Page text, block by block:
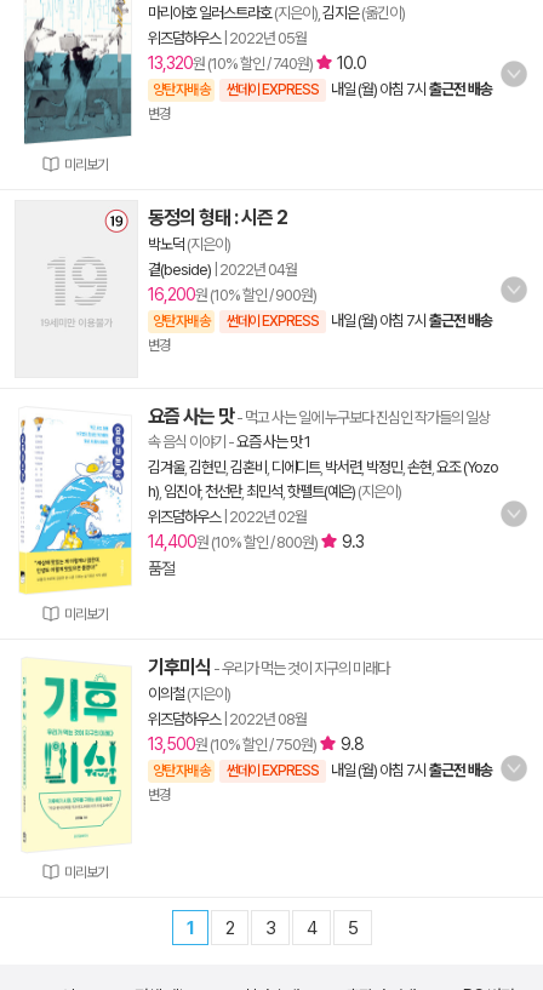
미리보기
마리아호 일러스트라호(지은이), 김지은(옮긴이)
위즈덤하우스| 2022년 05월
13,320원 (10% 할인 / 740원) 10.0
양탄자배송 썬데이 EXPRESS 내일 (월) 아침 7시 출근전 배송
변경
동정의 형태 : 시즌 2
박노덕 (지은이)
곁(beside) 2022년 04월
16,200원 (10% 할인 / 900원)
양탄자배송 썬데이 EXPRESS 내일 (월) 아침 7시 출근전 배송
변경
미리보기
요즘 사는 맛- 먹고 사는 일에 누구보다 진심인 작가들의 일상
속 음식 이야기 -요즘 사는 맛 1
김겨울, 김현민, 김혼비 디에디트, 박서련, 박정민, 손현 요조 (Yozo
h) 임진아,천선란,최민석 핫펠트(예은) (지은이)
위즈덤하우스| 2022년 02월
14,400원 (10% 할인 / 800원)
9.3
품절
미리보기
기후미식 - 우리가 먹는 것이 지구의 미래다
이의철 (지은이)
위즈덤하우스| 2022년 08월
13,500원 (10% 할인 / 750원) 9.8
양탄자배송 썬데이 EXPRESS 내일 (월) 아침 7시 출근전 배송
변경
1 2 3 4 5